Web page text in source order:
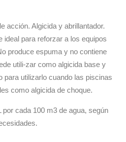
acción. Algicida y abrillantador.
ideal para reforzar a los equipos
produce espuma y no contiene
utili-zar como algicida base y
para utilizarlo cuando las piscinas
como algicida de choque.
por cada 100 m3 de agua, según